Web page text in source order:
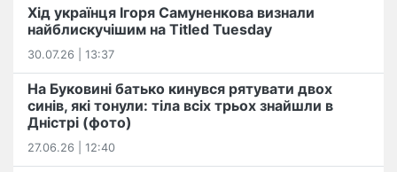
Хід українця Ігоря Самуненкова визнали
найблискучішим на Titled Tuesday
30.07.26 | 13:37
На Буковині батько кинувся рятувати двох
синів, які тонули: тіла всіх трьох знайшли в
Дністрі (фото)
27.06.26 | 12:40